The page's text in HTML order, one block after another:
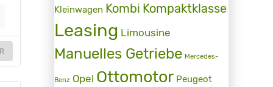
Kleinwagen Kombi Kompaktklasse
Leasing Limousine
Manuelles Getriebe Mercedes-
Benz Opel Ottomotor Peugeot